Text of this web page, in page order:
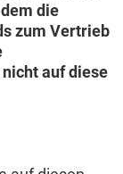
die
zum Vertrieb
auf diese